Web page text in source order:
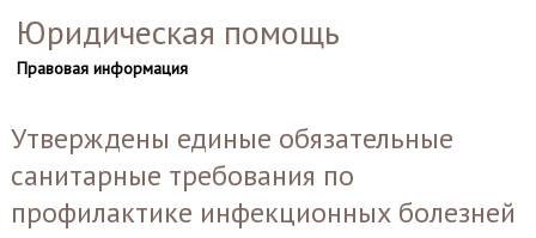
Юридическая помощь
Правовая информация
Утверждены единые обязательные
санитарные требования по
профилактике инфекционных болезней